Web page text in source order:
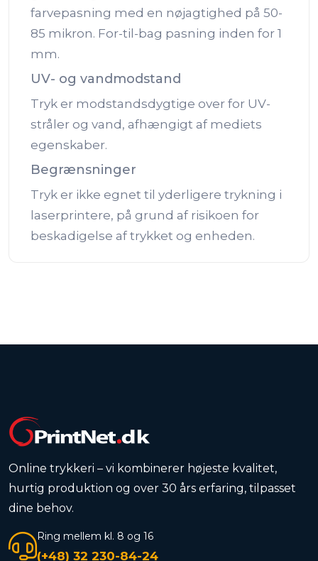
farvepasning med en nøjagtighed på 50-
85 mikron. For-til-bag pasning inden for 1
mm.
UV- og vandmodstand
Tryk er modstandsdygtige over for UV-
stråler og vand, afhængigt af mediets
egenskaber.
Begrænsninger
Tryk er ikke egnet til yderligere trykning i
laserprintere, på grund af risikoen for
beskadigelse af trykket og enheden.
Online trykkeri – vi kombinerer højeste kvalitet,
hurtig produktion og over 30 års erfaring, tilpasset
dine behov.
Ring mellem kl. 8 og 16
(+48) 32 230-84-24